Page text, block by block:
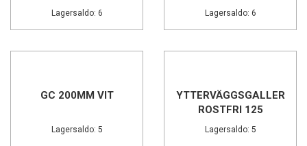
Lagersaldo: 6 Lagersaldo: 6
GC 200MM VIT
Lagersaldo: 5
YTTERVÄGGSGALLER
ROSTFRI 125
Lagersaldo: 5